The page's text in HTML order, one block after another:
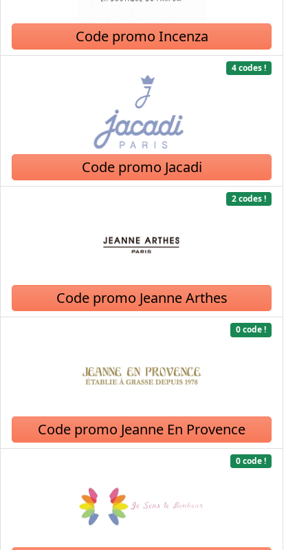
Code promo Incenza
4 codes !
Code promo Jacadi
2 codes !
Code promo Jeanne Arthes
0 code !
Code promo Jeanne En Provence
0 code !